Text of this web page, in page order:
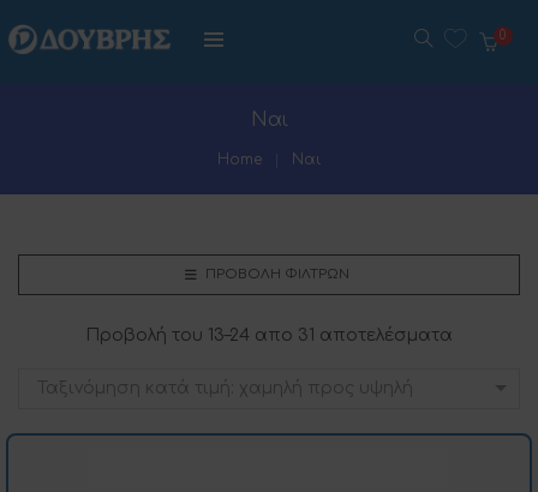
Ναι
Home Ναι
ΠΡΟΒΟΛΉ ΦΊΛΤΡΩΝ
Προβολή του 13–24 απο 31 αποτελέσματα
Ταξινόμηση κατά τιμή: χαμηλή προς υψηλή